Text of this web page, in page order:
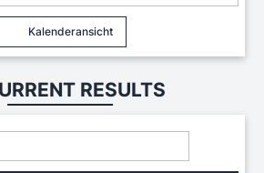
Kalenderansicht
RESULTS